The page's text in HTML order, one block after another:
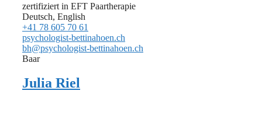
zertifiziert in EFT Paartherapie
Deutsch, English
+41 78 605 70 61
psychologist-bettinahoen.ch
bh@psychologist-bettinahoen.ch
Baar
Julia Riel